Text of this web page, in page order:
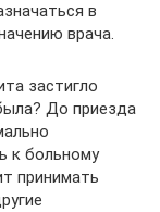
в
врача.
застигло
До приезда
к больному
принимать